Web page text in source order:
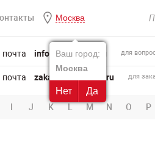
Москва
Ваш город:
Москва
Нет Да
info@powertool.ru для
zakaz@powertool.ru для
I J K L M N O P